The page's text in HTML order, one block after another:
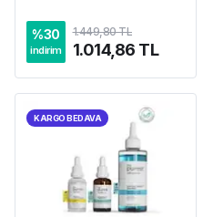
%30
indirim
1.449,80 TL
1.014,86 TL
KARGO BEDAVA